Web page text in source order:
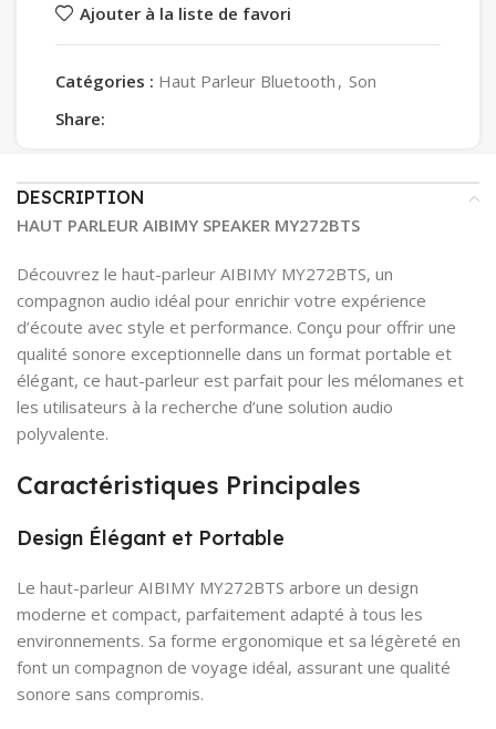
Ajouter à la liste de favori
Catégories : Haut Parleur Bluetooth , Son
Share:
DESCRIPTION
HAUT PARLEUR AIBIMY SPEAKER MY272BTS
Découvrez le haut-parleur AIBIMY MY272BTS, un
compagnon audio idéal pour enrichir votre expérience
d’écoute avec style et performance. Conçu pour offrir une
qualité sonore exceptionnelle dans un format portable et
élégant, ce haut-parleur est parfait pour les mélomanes et
les utilisateurs à la recherche d’une solution audio
polyvalente.
Caractéristiques Principales
Design Élégant et Portable
Le haut-parleur AIBIMY MY272BTS arbore un design
moderne et compact, parfaitement adapté à tous les
environnements. Sa forme ergonomique et sa légèreté en
font un compagnon de voyage idéal, assurant une qualité
sonore sans compromis.